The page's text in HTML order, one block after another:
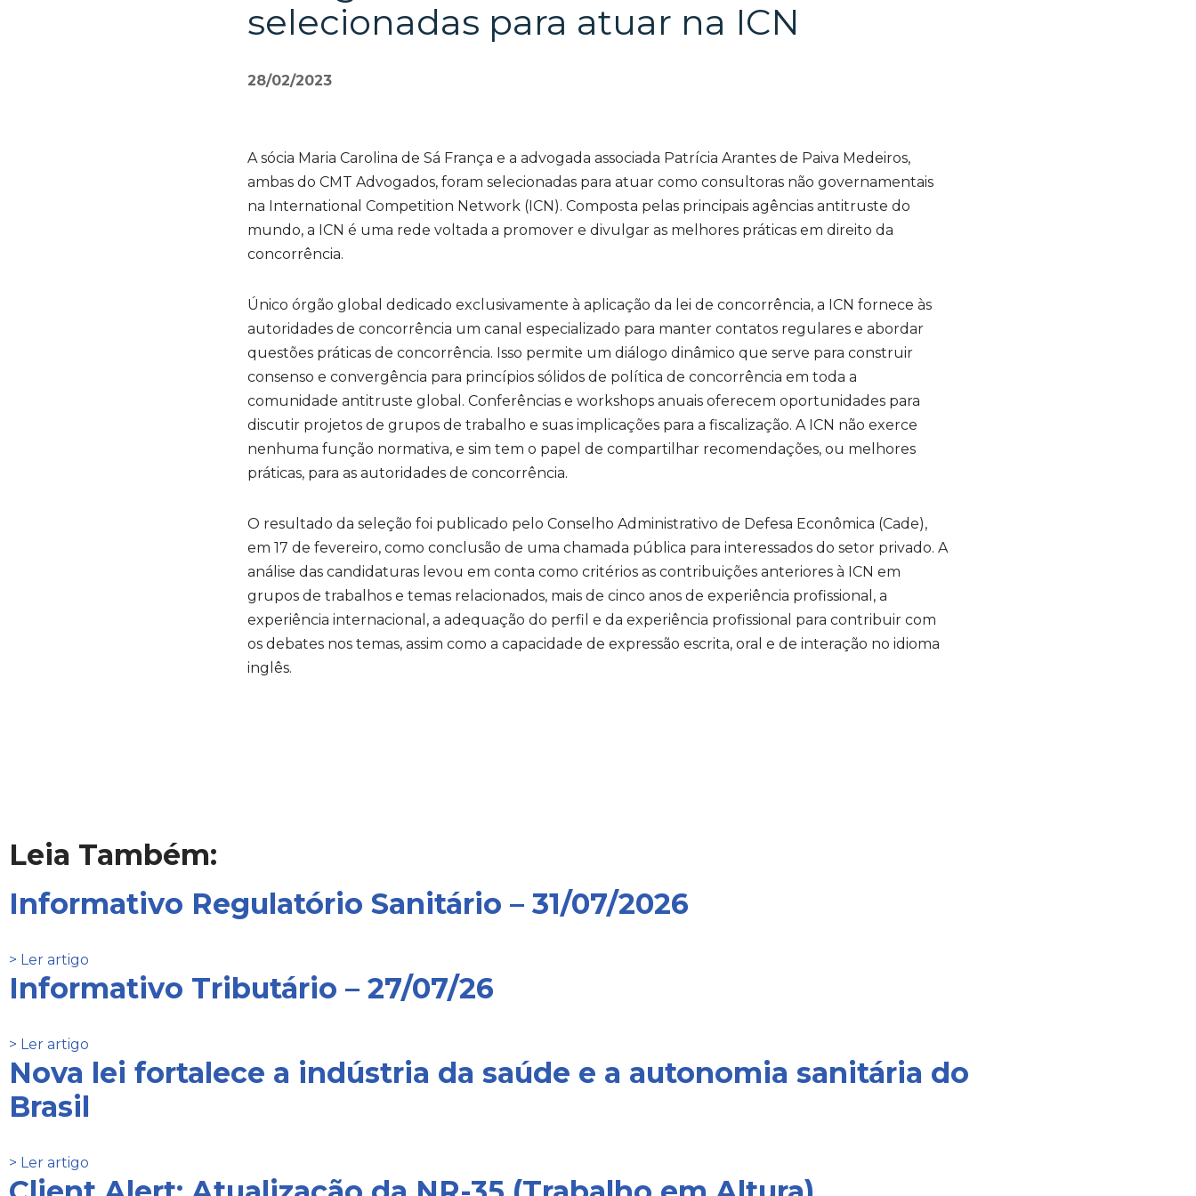
selecionadas para atuar na ICN
28/02/2023
A sócia Maria Carolina de Sá França e a advogada associada Patrícia Arantes de Paiva Medeiros,
ambas do CMT Advogados, foram selecionadas para atuar como consultoras não governamentais
na International Competition Network (ICN). Composta pelas principais agências antitruste do
mundo, a ICN é uma rede voltada a promover e divulgar as melhores práticas em direito da
concorrência.
Único órgão global dedicado exclusivamente à aplicação da lei de concorrência, a ICN fornece às
autoridades de concorrência um canal especializado para manter contatos regulares e abordar
questões práticas de concorrência. Isso permite um diálogo dinâmico que serve para construir
consenso e convergência para princípios sólidos de política de concorrência em toda a
comunidade antitruste global. Conferências e workshops anuais oferecem oportunidades para
discutir projetos de grupos de trabalho e suas implicações para a fiscalização. A ICN não exerce
nenhuma função normativa, e sim tem o papel de compartilhar recomendações, ou melhores
práticas, para as autoridades de concorrência.
O resultado da seleção foi publicado pelo Conselho Administrativo de Defesa Econômica (Cade),
em 17 de fevereiro, como conclusão de uma chamada pública para interessados do setor privado. A
análise das candidaturas levou em conta como critérios as contribuições anteriores à ICN em
grupos de trabalhos e temas relacionados, mais de cinco anos de experiência profissional, a
experiência internacional, a adequação do perfil e da experiência profissional para contribuir com
os debates nos temas, assim como a capacidade de expressão escrita, oral e de interação no idioma
inglês.
Leia Também:
Informativo Regulatório Sanitário – 31/07/2026
> Ler artigo
Informativo Tributário – 27/07/26
> Ler artigo
Nova lei fortalece a indústria da saúde e a autonomia sanitária do
Brasil
> Ler artigo